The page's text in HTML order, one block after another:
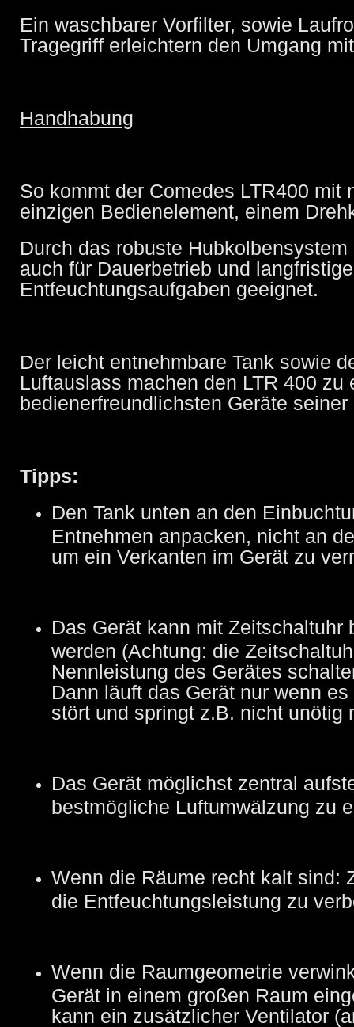
Ein waschbarer Vorfilter, sowie
Tragegriff erleichtern den Umgang
Handhabung
So kommt der Comedes LTR400 mit
einzigen Bedienelement, einem
Durch das robuste
auch für Dauerbetrieb und langfristige
Entfeuchtungsaufgaben geeignet.
Der leicht entnehmbare Tank sowie
Luftauslass machen den LTR 400 zu
bedienerfreundlichsten Geräte
Tipps:
Den Tank unten an den
Entnehmen anpacken, nicht an
um ein Verkanten im Gerät zu
Das Gerät kann mit Zeitschaltuhr
werden (Achtung: die
Nennleistung des Gerätes
Dann läuft das Gerät nur wenn
stört und springt z.B. nicht unötig
Das Gerät möglichst zentral
bestmögliche Luftumwälzung zu
Wenn die Räume recht kalt sind:
die Entfeuchtungsleistung zu
Wenn die Raumgeometrie
Gerät in einem großen Raum
kann ein zusätzlicher Ventilator